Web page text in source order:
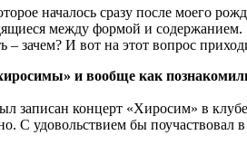
началось сразу после моего
между формой и содержанием.
зачем? И вот на этот вопрос
и вообще как
записан концерт «Хиросим» в
удовольствием бы поучаствовал